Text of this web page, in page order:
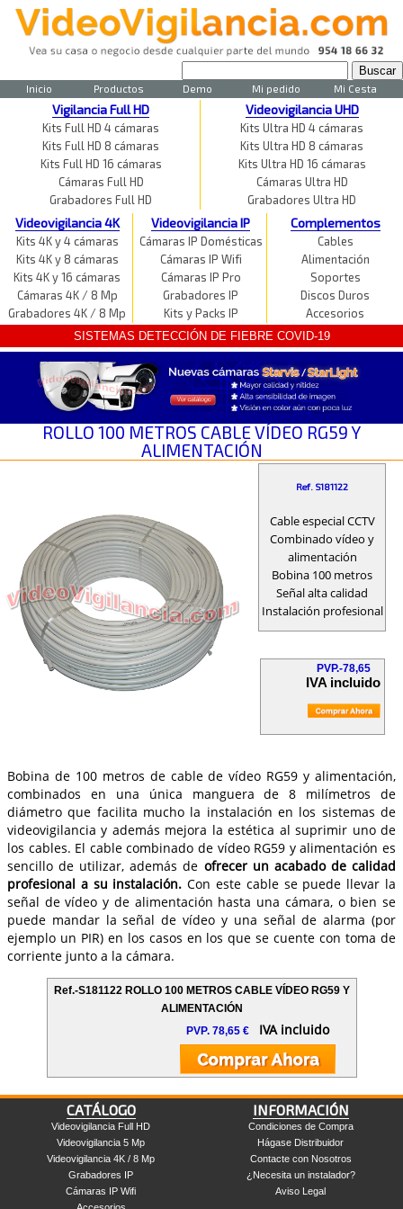
Inicio Productos Demo Mi pedido Mi Cesta
Vigilancia Full HD
Kits Full HD 4 cámaras
Kits Full HD 8 cámaras
Kits Full HD 16 cámaras
Cámaras Full HD
Grabadores Full HD
Videovigilancia UHD
Kits Ultra HD 4 cámaras
Kits Ultra HD 8 cámaras
Kits Ultra HD 16 cámaras
Cámaras Ultra HD
Grabadores Ultra HD
Videovigilancia 4K
Kits 4K y 4 cámaras
Kits 4K y 8 cámaras
Kits 4K y 16 cámaras
Cámaras 4K / 8 Mp
Grabadores 4K / 8 Mp
Videovigilancia IP
Cámaras IP Domésticas
Cámaras IP Wifi
Cámaras IP Pro
Grabadores IP
Kits y Packs IP
Complementos
Cables
Alimentación
Soportes
Discos Duros
Accesorios
SISTEMAS DETECCIÓN DE FIEBRE COVID-19
ROLLO 100 METROS CABLE VÍDEO RG59 Y
ALIMENTACIÓN
Ref. S181122
Cable especial CCTV
Combinado vídeo y
alimentación
Bobina 100 metros
Señal alta calidad
Instalación profesional
PVP.-78,65
IVA incluido
Bobina de 100 metros de cable de vídeo RG59 y alimentación,
combinados en una única manguera de 8 milímetros de
diámetro que facilita mucho la instalación en los sistemas de
videovigilancia y además mejora la estética al suprimir uno de
los cables. El cable combinado de vídeo RG59 y alimentación es
sencillo de utilizar, además de ofrecer un acabado de calidad
profesional a su instalación. Con este cable se puede llevar la
señal de vídeo y de alimentación hasta una cámara, o bien se
puede mandar la señal de vídeo y una señal de alarma (por
ejemplo un PIR) en los casos en los que se cuente con toma de
corriente junto a la cámara.
Ref.-S181122 ROLLO 100 METROS CABLE VÍDEO RG59 Y
ALIMENTACIÓN
PVP. 78,65 € IVA incluido
CATÁLOGO
Videovigilancia Full HD
Videovigilancia 5 Mp
Videovigilancia 4K / 8 Mp
Grabadores IP
Cámaras IP Wifi
Accesorios
INFORMACIÓN
Condiciones de Compra
Hágase Distribuidor
Contacte con Nosotros
¿Necesita un instalador?
Aviso Legal